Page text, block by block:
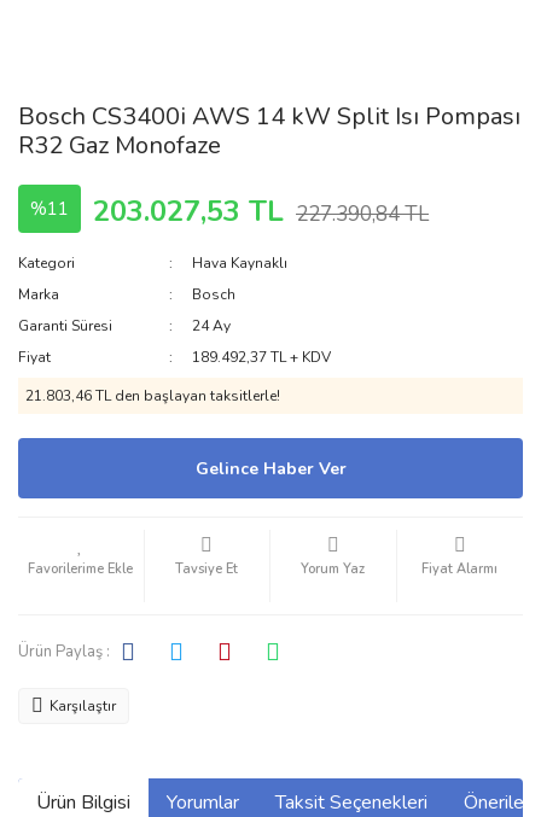
Bosch CS3400i AWS 14 kW Split Isı Pompası
R32 Gaz Monofaze
%11 203.027,53 TL 227.390,84 TL
Kategori
Hava Kaynaklı
Marka
Bosch
Garanti Süresi
24 Ay
Fiyat
189.492,37 TL + KDV
21.803,46 TL den başlayan taksitlerle!
Gelince Haber Ver
Tavsiye Et Yorum Yaz Fiyat Alarmı
Ürün Paylaş :
Karşılaştır
Ürün Bilgisi Yorumlar Taksit Seçenekleri